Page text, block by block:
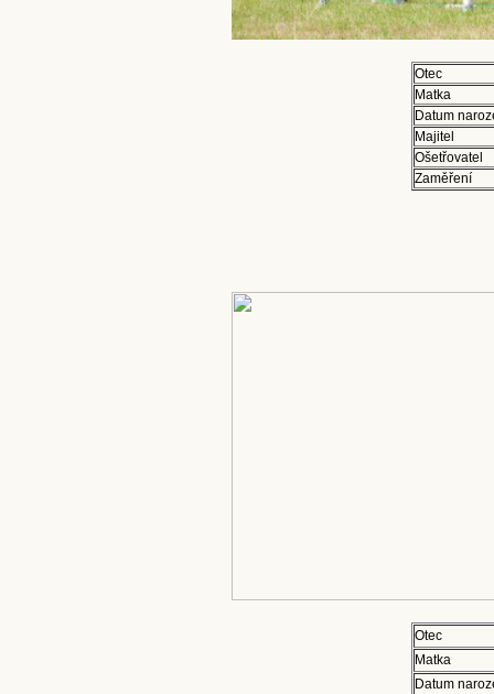
Otec
Matka
Datum
Majitel
Ošetřovatel
Zaměření
Otec
Matka
Datum